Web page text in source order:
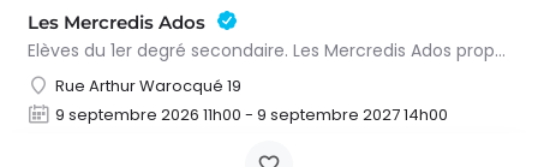
Les Mercredis Ados
Elèves du 1er degré secondaire. Les Mercredis Ados proposent, aux jeunes, un accompagnement scolaire et une…
Rue Arthur Warocqué 19
9 septembre 2026 11h00 - 9 septembre 2027 14h00